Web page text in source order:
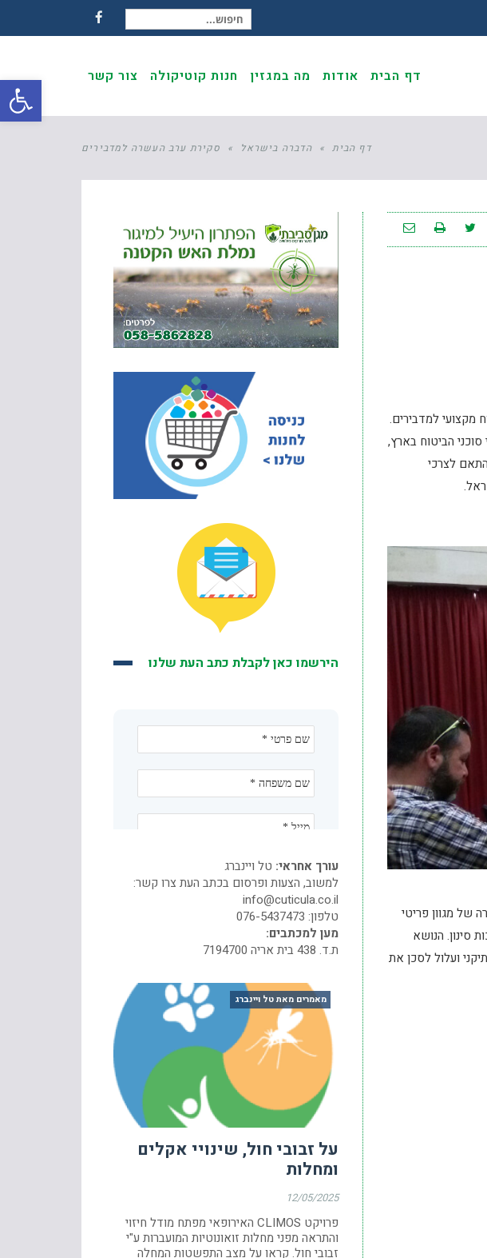
חיפוש עבור:
Facebook
דף הבית אודות מה במגזין חנות קוטיקולה צור קשר
דף הבית » הדברה בישראל » סקירת ערב העשרה למדבירים
מקצועי למדבירים.
הביטוח בארץ,
לצרכי
של מגוון פריטי
סינון. הנושא
ועלול לסכן את
הירשמו כאן לקבלת כתב העת שלנו
עורך אחראי: טל ויינברג
למשוב, הצעות ופרסום בכתב העת צרו קשר:
info@cuticula.co.il
טלפון: 076-5437473
מען למכתבים:
ת.ד. 438 בית אריה 7194700
מאמרים מאת טל ויינברג
על זבובי חול, שינויי אקלים
ומחלות
12/05/2025
פרויקט CLIMOS האירופאי מפתח מודל חיזוי
והתראה מפני מחלות זואונוטיות המועברות ע"י
זבובי חול. קראו על מצב התפשטות המחלה